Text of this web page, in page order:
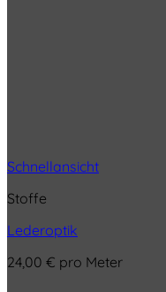
Schnellansicht
Stoffe
Lederoptik
24,00 € pro Meter